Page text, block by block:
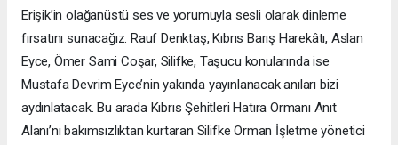
Erişik’in olağanüstü ses ve yorumuyla sesli olarak dinleme
fırsatını sunacağız. Rauf Denktaş, Kıbrıs Barış Harekâtı, Aslan
Eyce, Ömer Sami Coşar, Silifke, Taşucu konularında ise
Mustafa Devrim Eyce’nin yakında yayınlanacak anıları bizi
aydınlatacak. Bu arada Kıbrıs Şehitleri Hatıra Ormanı Anıt
Alanı’nı bakımsızlıktan kurtaran Silifke Orman İşletme yönetici